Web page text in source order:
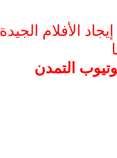
الأفلام الجيدة
التمدن